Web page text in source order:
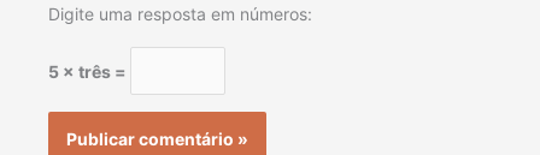
Digite uma resposta em números:
5 × três =